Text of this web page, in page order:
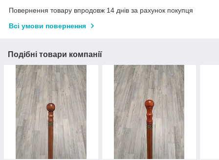
Повернення товару впродовж 14 днів за рахунок покупця
Всі умови повернення
Подібні товари компанії